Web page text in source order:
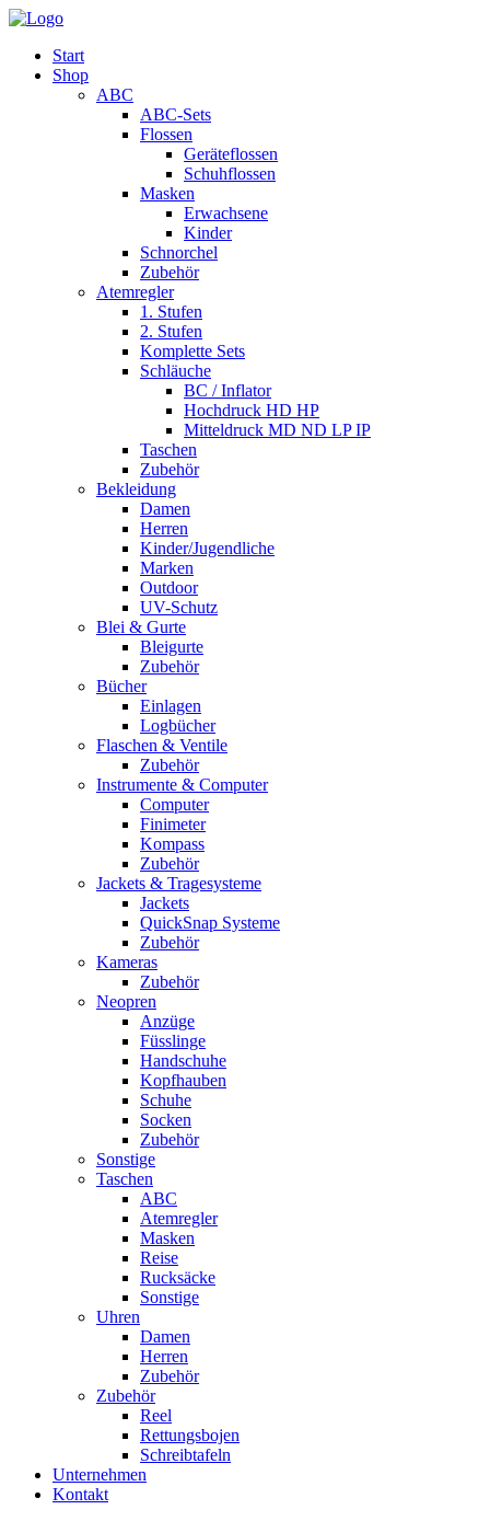
Start
Shop
ABC
ABC-Sets
Flossen
Geräteflossen
Schuhflossen
Masken
Erwachsene
Kinder
Schnorchel
Zubehör
Atemregler
1. Stufen
2. Stufen
Komplette Sets
Schläuche
BC / Inflator
Hochdruck HD HP
Mitteldruck MD ND LP IP
Taschen
Zubehör
Bekleidung
Damen
Herren
Kinder/Jugendliche
Marken
Outdoor
UV-Schutz
Blei & Gurte
Bleigurte
Zubehör
Bücher
Einlagen
Logbücher
Flaschen & Ventile
Zubehör
Instrumente & Computer
Computer
Finimeter
Kompass
Zubehör
Jackets & Tragesysteme
Jackets
QuickSnap Systeme
Zubehör
Kameras
Zubehör
Neopren
Anzüge
Füsslinge
Handschuhe
Kopfhauben
Schuhe
Socken
Zubehör
Sonstige
Taschen
ABC
Atemregler
Masken
Reise
Rucksäcke
Sonstige
Uhren
Damen
Herren
Zubehör
Zubehör
Reel
Rettungsbojen
Schreibtafeln
Unternehmen
Kontakt